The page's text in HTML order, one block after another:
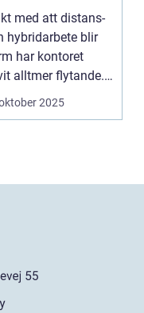
när
är överallt
med att distans-
hybridarbete blir
har kontoret
alltmer flytande.
2025